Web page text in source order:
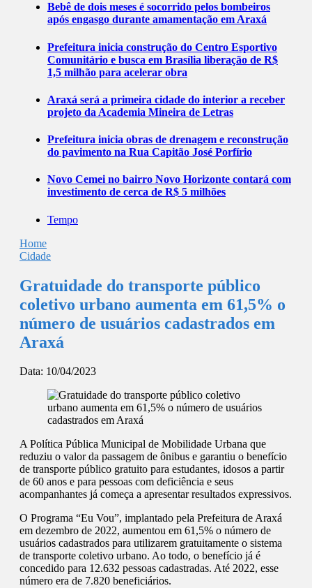
Bebê de dois meses é socorrido pelos bombeiros
após engasgo durante amamentação em Araxá
Prefeitura inicia construção do Centro Esportivo
Comunitário e busca em Brasília liberação de R$
1,5 milhão para acelerar obra
Araxá será a primeira cidade do interior a receber
projeto da Academia Mineira de Letras
Prefeitura inicia obras de drenagem e reconstrução
do pavimento na Rua Capitão José Porfírio
Novo Cemei no bairro Novo Horizonte contará com
investimento de cerca de R$ 5 milhões
Tempo
Home
Cidade
Gratuidade do transporte público
coletivo urbano aumenta em 61,5% o
número de usuários cadastrados em
Araxá
Data: 10/04/2023
A Política Pública Municipal de Mobilidade Urbana que
reduziu o valor da passagem de ônibus e garantiu o benefício
de transporte público gratuito para estudantes, idosos a partir
de 60 anos e para pessoas com deficiência e seus
acompanhantes já começa a apresentar resultados expressivos.
O Programa “Eu Vou”, implantado pela Prefeitura de Araxá
em dezembro de 2022, aumentou em 61,5% o número de
usuários cadastrados para utilizarem gratuitamente o sistema
de transporte coletivo urbano. Ao todo, o benefício já é
concedido para 12.632 pessoas cadastradas. Até 2022, esse
número era de 7.820 beneficiários.